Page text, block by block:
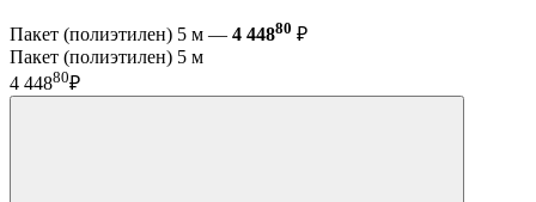
Пакет (полиэтилен) 5 м — 4 44880 ₽
Пакет (полиэтилен) 5 м
4 44880₽